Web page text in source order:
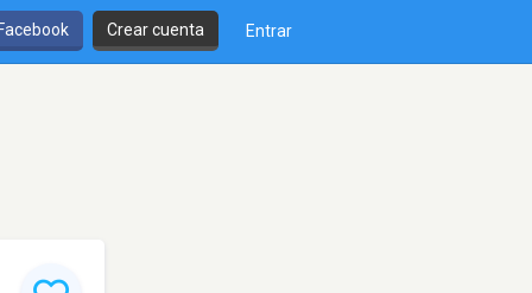
Crear cuenta Entrar